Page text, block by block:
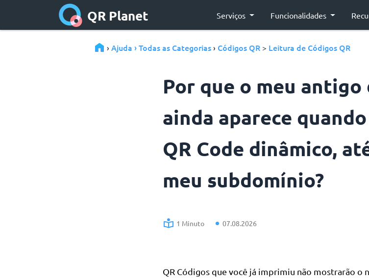
QR Planet Serviços Funcionalidades
› Ajuda › Todas as Categorias › Códigos QR > Leitura de Códigos QR
Por que o meu
ainda aparece
QR Code dinâmico,
meu subdomínio?
1 Minuto 07.08.2026
QR Códigos que você já imprimiu não mostrarão o